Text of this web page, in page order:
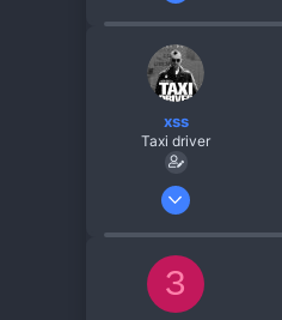
xss
Taxi driver
26 Жов 2013
З